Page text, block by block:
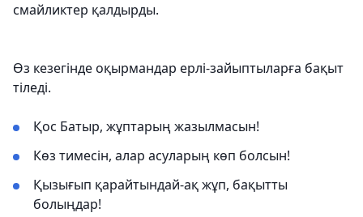
смайликтер қалдырды.
Өз кезегінде оқырмандар ерлі-зайыптыларға бақыт
тіледі.
Қос Батыр, жұптарың жазылмасын!
Көз тимесін, алар асуларың көп болсын!
Қызығып қарайтындай-ақ жұп, бақытты
болыңдар!